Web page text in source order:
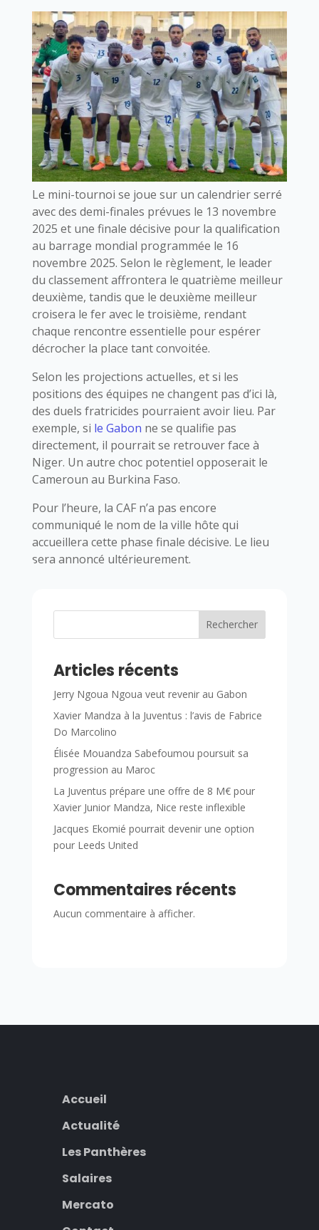
Le mini-tournoi se joue sur un calendrier serré
avec des demi-finales prévues le 13 novembre
2025 et une finale décisive pour la qualification
au barrage mondial programmée le 16
novembre 2025. Selon le règlement, le leader
du classement affrontera le quatrième meilleur
deuxième, tandis que le deuxième meilleur
croisera le fer avec le troisième, rendant
chaque rencontre essentielle pour espérer
décrocher la place tant convoitée.
Selon les projections actuelles, et si les
positions des équipes ne changent pas d’ici là,
des duels fratricides pourraient avoir lieu. Par
exemple, si le Gabon ne se qualifie pas
directement, il pourrait se retrouver face à
Niger. Un autre choc potentiel opposerait le
Cameroun au Burkina Faso.
Pour l’heure, la CAF n’a pas encore
communiqué le nom de la ville hôte qui
accueillera cette phase finale décisive. Le lieu
sera annoncé ultérieurement.
Rechercher
Articles récents
Jerry Ngoua Ngoua veut revenir au Gabon
Xavier Mandza à la Juventus : l’avis de Fabrice
Do Marcolino
Élisée Mouandza Sabefoumou poursuit sa
progression au Maroc
La Juventus prépare une offre de 8 M€ pour
Xavier Junior Mandza, Nice reste inflexible
Jacques Ekomié pourrait devenir une option
pour Leeds United
Commentaires récents
Aucun commentaire à afficher.
Accueil
Actualité
Les Panthères
Salaires
Mercato